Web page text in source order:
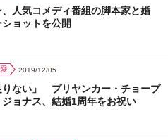
人気コメディ番組の脚本家と婚
ョットを公開
2019/12/05
りない」 プリヤンカー・チョープ
ョナス、結婚1周年をお祝い